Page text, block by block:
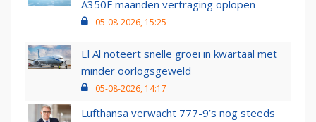
A350F maanden vertraging oplopen
05-08-2026, 15:25
El Al noteert snelle groei in kwartaal met
minder oorlogsgeweld
05-08-2026, 14:17
Lufthansa verwacht 777-9’s nog steeds